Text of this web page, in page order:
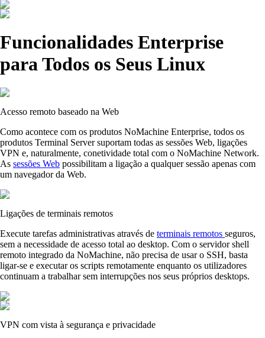
Funcionalidades Enterprise
para Todos os Seus Linux
Acesso remoto baseado na Web
Como acontece com os produtos NoMachine Enterprise, todos os
produtos Terminal Server suportam todas as sessões Web, ligações
VPN e, naturalmente, conetividade total com o NoMachine Network.
As sessões Web possibilitam a ligação a qualquer sessão apenas com
um navegador da Web.
Ligações de terminais remotos
Execute tarefas administrativas através de terminais remotos seguros,
sem a necessidade de acesso total ao desktop. Com o servidor shell
remoto integrado da NoMachine, não precisa de usar o SSH, basta
ligar-se e executar os scripts remotamente enquanto os utilizadores
continuam a trabalhar sem interrupções nos seus próprios desktops.
VPN com vista à segurança e privacidade